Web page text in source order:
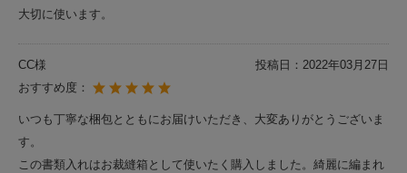
大切に使います。
CC様 投稿日： 2022年03月27日
おすすめ度：
いつも丁寧な梱包とともにお届けいただき、大変ありがとうございま
す。
この書類入れはお裁縫箱として使いたく購入しました。綺麗に編まれ